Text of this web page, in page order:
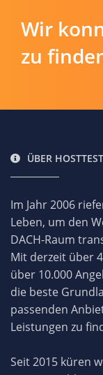
Wir
zu
ÜBER HOSTTEST
Im Jahr 2006
Leben, um den
DACH-Raum
Mit derzeit über
über 10.000
die beste
passenden
Leistungen zu
Seit 2015 küren